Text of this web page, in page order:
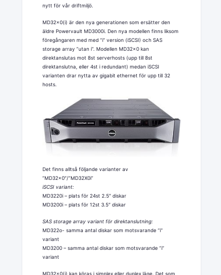
nytt för vår driftmiljö.
MD32x0(i) är den nya generationen som ersätter den
äldre Powervault MD3000i. Den nya modellen finns liksom
föregångaren med med ”i” version (iSCSI) och SAS
storage array ”utan i”. Modellen MD32x0 kan
direktanslutas mot 8st serverhosts (upp till 8st
direktanslutna, eller 4st i redundant) medan iSCSI
varianten drar nytta av gigabit ethernet för upp till 32
hosts.
Det finns alltså följande varianter av
”MD32x0″/”MD32X0i”
iSCSI variant:
MD3220i – plats för 24st 2.5″ diskar
MD3200i – plats för 12st 3.5″ diskar
SAS storage array variant för direktanslutning:
MD322o- samma antal diskar som motsvarande ”i”
variant
MD3200 – samma antal diskar som motsvarande ”i”
variant
MD32x0(i) kan köras i simplex eller duplex läge. Det som